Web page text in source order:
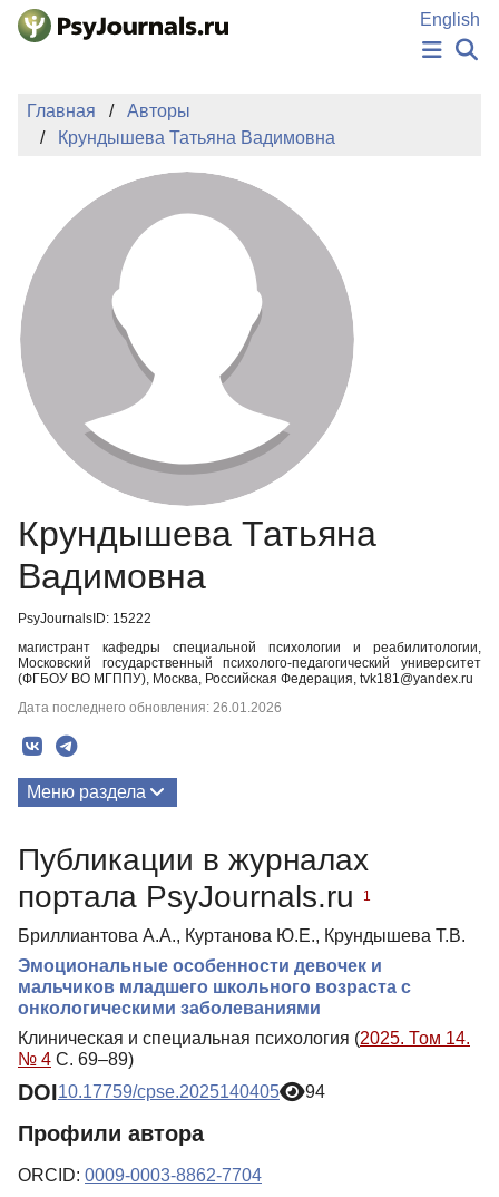
Перейти к основному содержанию
English
ИЗДАНИЯ
АВТОРЫ
ПОДАТЬ РУКОПИСЬ
БАЗА ЗНАНИЙ
КЛЮЧЕВЫЕ СЛОВА
Регистрация
Главная
Авторы
Крундышева Татьяна Вадимовна
Крундышева Татьяна
Вадимовна
PsyJournalsID: 15222
магистрант кафедры специальной психологии и реабилитологии,
Московский государственный психолого-педагогический университет
(ФГБОУ ВО МГППУ), Москва, Российская Федерация, tvk181@yandex.ru
Дата последнего обновления: 26.01.2026
Меню раздела
Публикации в журналах
портала PsyJournals.ru
1
Бриллиантова А.А., Куртанова Ю.Е., Крундышева Т.В.
Эмоциональные особенности девочек и
мальчиков младшего школьного возраста с
онкологическими заболеваниями
Клиническая и специальная психология (2025. Том 14.
№ 4 С. 69–89)
DOI10.17759/cpse.2025140405 94
Профили автора
ORCID: 0009-0003-8862-7704